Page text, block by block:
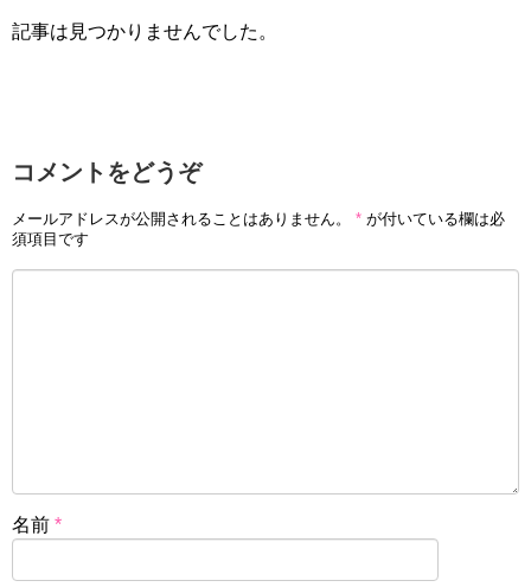
記事は見つかりませんでした。
コメントをどうぞ
メールアドレスが公開されることはありません。 * が付いている欄は必
須項目です
名前 *